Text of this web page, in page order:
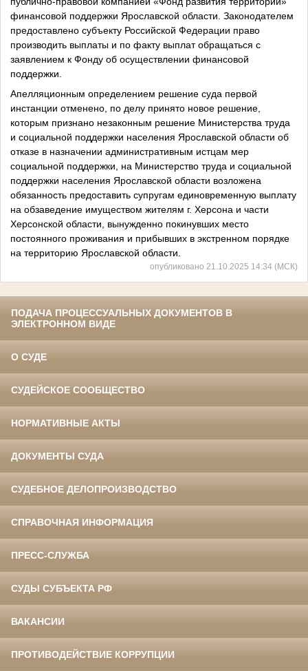
финансовой поддержки Ярославской области. Законодателем
предоставлено субъекту Российской Федерации право
производить выплаты и по факту выплат обращаться с
заявлением к Фонду об осуществлении финансовой
поддержки.
Апелляционным определением решение суда первой
инстанции отменено, по делу принято новое решение,
которым признано незаконным решение Министерства труда
и социальной поддержки населения Ярославской области об
отказе в назначении административным истцам мер
социальной поддержки, на Министерство труда и социальной
поддержки населения Ярославской области возложена
обязанность предоставить супругам единовременную выплату
на обзаведение имуществом жителям г. Херсона и части
Херсонской области, вынужденно покинувших место
постоянного проживания и прибывших в экстренном порядке
на территорию Ярославской области.
опубликовано 21.10.2025 14:34 (МСК)
ПОДАЧА ПРОЦЕССУАЛЬНЫХ ДОКУМЕНТОВ В
ЭЛЕКТРОННОМ ВИДЕ
О СУДЕ
СУДЕЙСКОЕ СООБЩЕСТВО
НОРМАТИВНЫЕ АКТЫ
ДОКУМЕНТЫ СУДА
СУДЕБНОЕ ДЕЛОПРОИЗВОДСТВО
СПРАВОЧНАЯ ИНФОРМАЦИЯ
ПРЕСС-СЛУЖБА
СУДЫ СУБЪЕКТА РФ
ВАКАНСИИ
ПРОТИВОДЕЙСТВИЕ КОРРУПЦИИ